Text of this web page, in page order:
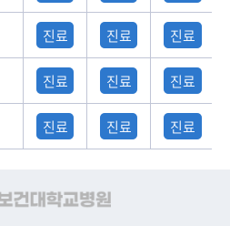
진료 진료 진료
진료 진료 진료
진료 진료 진료